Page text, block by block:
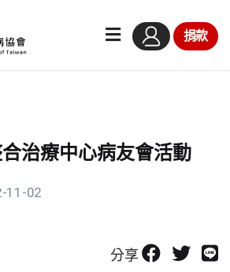
捐款
治療中心病友會活動
11-02
分享